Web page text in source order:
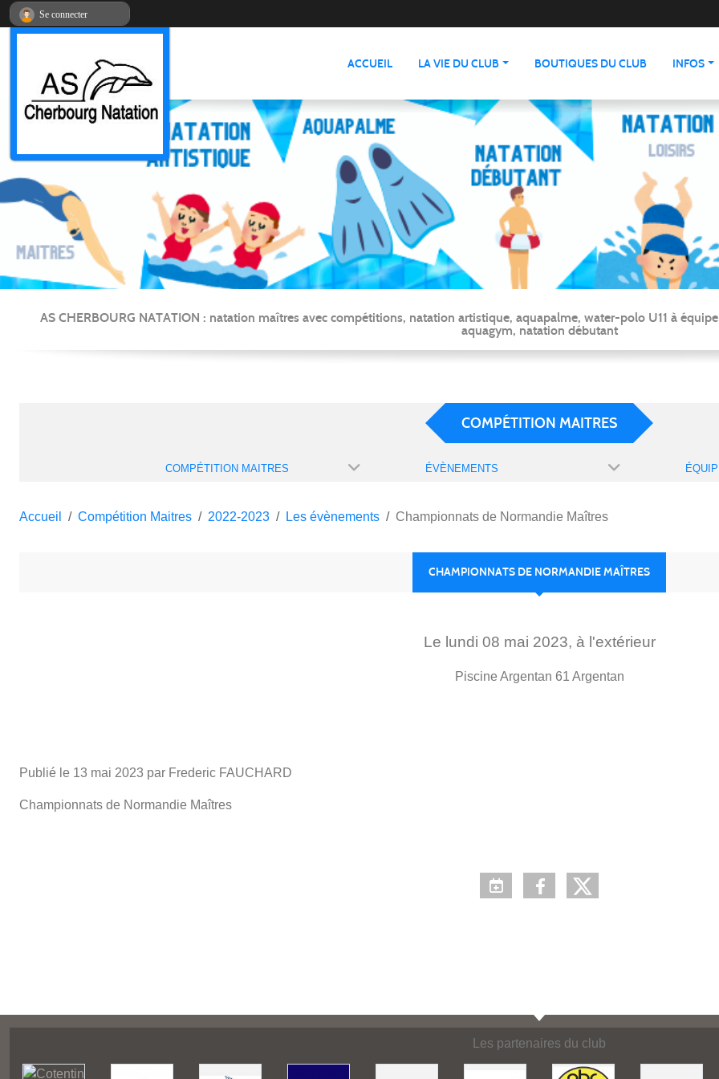
ACCUEIL LA VIE DU CLUB BOUTIQUES DU CLUB INFOS
AS CHERBOURG NATATION : natation maîtres avec compétitions, natation artistique, aquapalme, water-polo U11 à
aquagym, natation débutant
COMPÉTITION MAITRES
COMPÉTITION MAITRES ÉVÈNEMENTS
Accueil Compétition Maitres 2022-2023 Les évènements Championnats de Normandie Maîtres
CHAMPIONNATS DE NORMANDIE MAÎTRES
Le lundi 08 mai 2023, à l'extérieur
Piscine Argentan 61 Argentan
Publié le 13 mai 2023 par Frederic FAUCHARD
Championnats de Normandie Maîtres
Les partenaires du club
Se connecter
Panneau de gestion des cookies